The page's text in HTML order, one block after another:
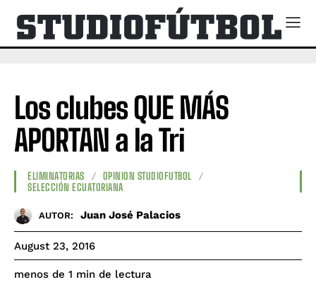
Los clubes QUE MÁS
APORTAN a la Tri
ELIMINATORIAS
OPINION STUDIOFUTBOL
SELECCIÓN ECUATORIANA
AUTOR: Juan José Palacios
August 23, 2016
menos de 1 min de lectura